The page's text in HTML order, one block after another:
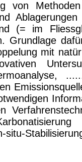
von
(= im
Grundlage
mit
situ-